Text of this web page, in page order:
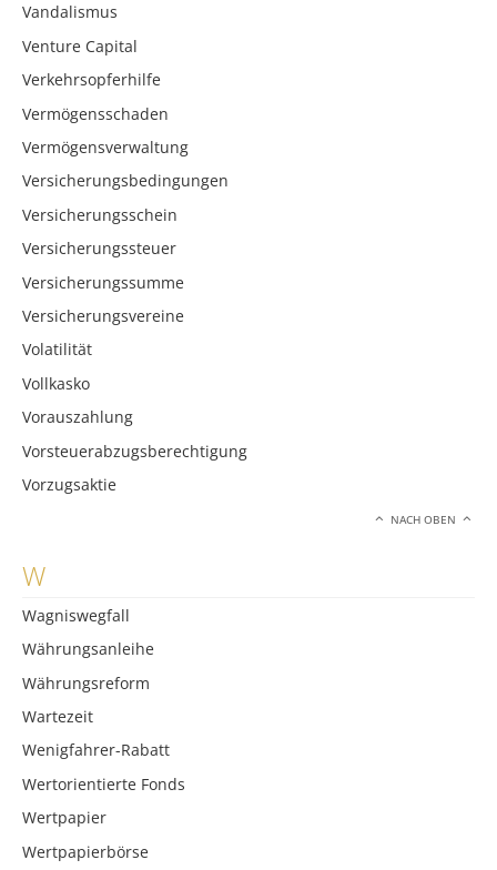
Vandalismus
Venture Capital
Verkehrsopferhilfe
Vermögensschaden
Vermögensverwaltung
Versicherungsbedingungen
Versicherungsschein
Versicherungssteuer
Versicherungssumme
Versicherungsvereine
Volatilität
Vollkasko
Vorauszahlung
Vorsteuerabzugsberechtigung
Vorzugsaktie
NACH OBEN
W
Wagniswegfall
Währungsanleihe
Währungsreform
Wartezeit
Wenigfahrer-Rabatt
Wertorientierte Fonds
Wertpapier
Wertpapierbörse